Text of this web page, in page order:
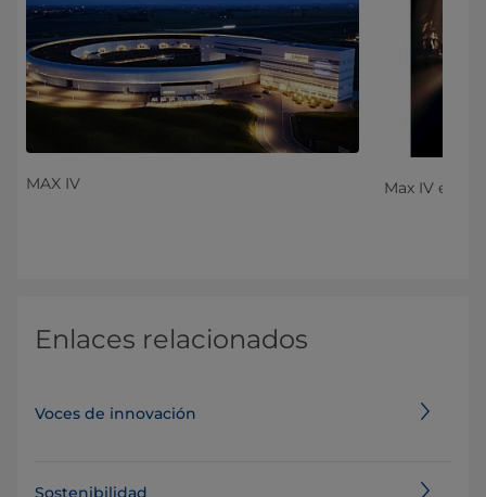
MAX IV Max IV en
Enlaces relacionados
Voces de innovación
Sostenibilidad